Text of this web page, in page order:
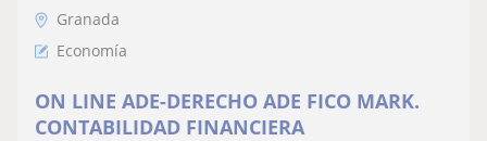
Granada
Economía
ON LINE ADE-DERECHO ADE FICO MARK.
CONTABILIDAD FINANCIERA